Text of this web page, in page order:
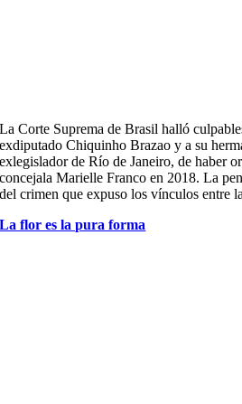
La Corte Suprema de Brasil halló
exdiputado Chiquinho Brazao y a su
exlegislador de Río de Janeiro, de haber
concejala Marielle Franco en 2018. La
del crimen que expuso los vínculos entre
La flor es la pura forma